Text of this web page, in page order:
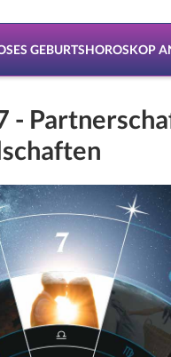
GEBURTSHOROSKOP
-